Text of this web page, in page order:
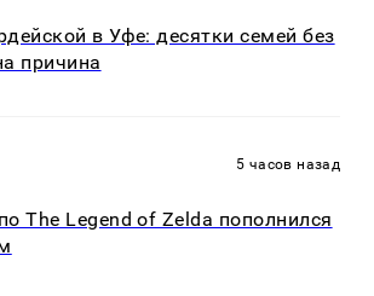
в Уфе: десятки семей без
причина
5 часов назад
The Legend of Zelda пополнился